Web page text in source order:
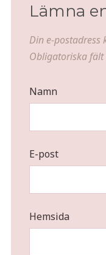
Lämna
Din e-postadress
Obligatoriska
Namn
E-post
Hemsida